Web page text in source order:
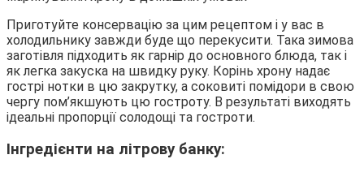
Приготуйте консервацію за цим рецептом і у вас в
холодильнику завжди буде що перекусити. Така зимова
заготівля підходить як гарнір до основного блюда, так і
як легка закуска на швидку руку. Корінь хрону надає
гострі нотки в цю закрутку, а соковиті помідори в свою
чергу пом’якшують цю гостроту. В результаті виходять
ідеальні пропорції солодощі та гостроти.
Інгредієнти на літрову банку: